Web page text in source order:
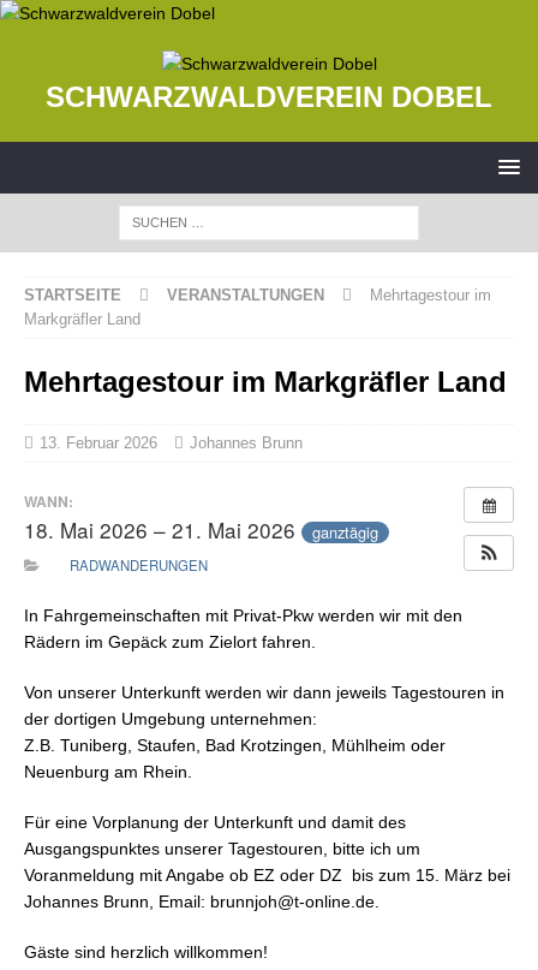
SCHWARZWALDVEREIN DOBEL
STARTSEITE VERANSTALTUNGEN
Mehrtagestour im
Markgräfler Land
Mehrtagestour im Markgräfler Land
13. Februar 2026 Johannes Brunn
WANN:
18. Mai 2026 – 21. Mai 2026 ganztägig
RADWANDERUNGEN
In Fahrgemeinschaften mit Privat-Pkw werden wir mit den
Rädern im Gepäck zum Zielort fahren.
Von unserer Unterkunft werden wir dann jeweils Tagestouren in
der dortigen Umgebung unternehmen:
Z.B. Tuniberg, Staufen, Bad Krotzingen, Mühlheim oder
Neuenburg am Rhein.
Für eine Vorplanung der Unterkunft und damit des
Ausgangspunktes unserer Tagestouren, bitte ich um
Voranmeldung mit Angabe ob EZ oder DZ bis zum 15. März bei
Johannes Brunn, Email: brunnjoh@t-online.de.
Gäste sind herzlich willkommen!